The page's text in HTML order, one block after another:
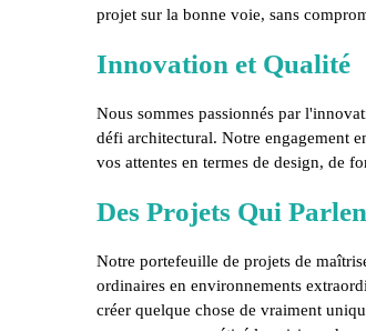
projet sur la bonne voie, sans
Innovation et Qualité
Nous sommes passionnés par
défi architectural. Notre engagement
vos attentes en termes de design, de
Des Projets Qui
Notre portefeuille de projets de
ordinaires en environnements
créer quelque chose de vraiment